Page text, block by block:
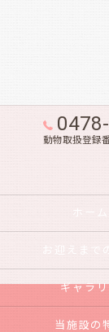
動物取扱登録
ホーム
お迎えまで
ギャラ
当施設の